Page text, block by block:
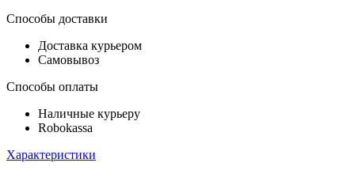
Способы доставки
Доставка курьером
Самовывоз
Способы оплаты
Наличные курьеру
Robokassa
Характеристики